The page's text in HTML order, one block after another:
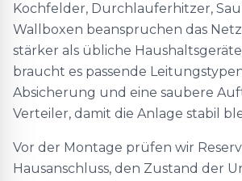
Kochfelder, Durchlauferhitzer,
Wallboxen beanspruchen das
stärker als übliche
braucht es passende
Absicherung und eine saubere
Verteiler, damit die Anlage stabil
Vor der Montage prüfen wir
Hausanschluss, den Zustand der